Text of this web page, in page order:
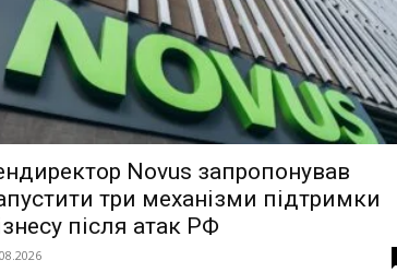
Novus запропонував
три механізми підтримки
після атак РФ